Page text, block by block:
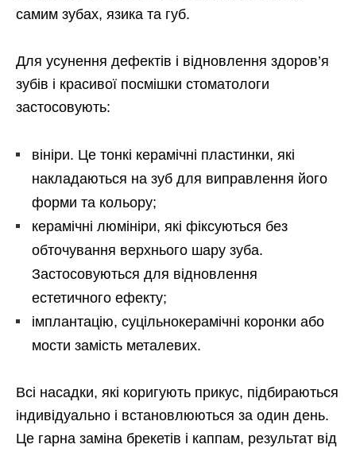
самим зубах, язика та губ.
Для усунення дефектів і відновлення здоров’я
зубів і красивої посмішки стоматологи
застосовують:
вініри. Це тонкі керамічні пластинки, які
накладаються на зуб для виправлення його
форми та кольору;
керамічні люмініри, які фіксуються без
обточування верхнього шару зуба.
Застосовуються для відновлення
естетичного ефекту;
імплантацію, суцільнокерамічні коронки або
мости замість металевих.
Всі насадки, які коригують прикус, підбираються
індивідуально і встановлюються за один день.
Це гарна заміна брекетів і каппам, результат від